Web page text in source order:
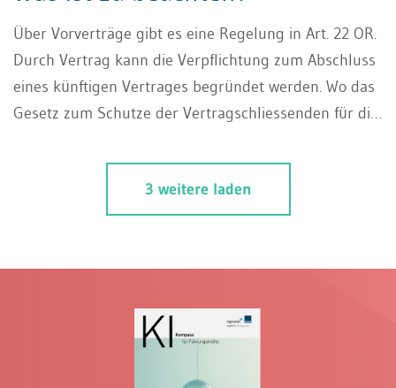
Über Vorverträge gibt es eine Regelung in Art. 22 OR.
Durch Vertrag kann die Verpflichtung zum Abschluss
eines künftigen Vertrages begründet werden. Wo das
Gesetz zum Schutze der Vertragschliessenden für die
vorschreibt, gilt diese auch für den Vorvertrag.
3 weitere laden